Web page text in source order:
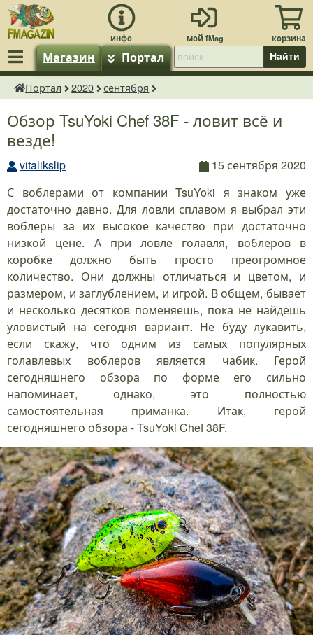
Магазин Портал Найти
fMagazin.ru
Портал 2020 сентября
Обзор TsuYoki Chef 38F - ловит всё и
везде!
vitalikslip
15 сентября 2020
С воблерами от компании TsuYoki я знаком уже
достаточно давно. Для ловли сплавом я выбрал эти
воблеры за их высокое качество при достаточно
низкой цене. А при ловле голавля, воблеров в
коробке должно быть просто преогромное
количество. Они должны отличаться и цветом, и
размером, и заглублением, и игрой. В общем, бывает
и несколько десятков поменяешь, пока не найдешь
уловистый на сегодня вариант. Не буду лукавить,
если скажу, что одним из самых популярных
голавлевых воблеров является чабик. Герой
сегодняшнего обзора по форме его сильно
напоминает, однако, это полностью
самостоятельная приманка. Итак, герой
сегодняшнего обзора - TsuYoki Chef 38F.